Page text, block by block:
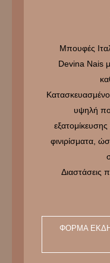
Μπουφές
Devina Nais
υψηλή
φινιρίσματα,
Διαστάσεις
ΦΌΡΜΑ